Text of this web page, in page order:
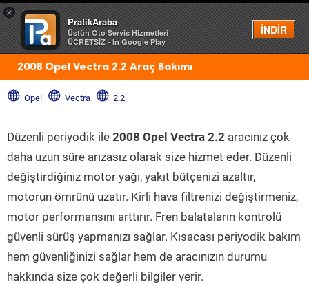
×
PratikAraba
Üstün Oto Servis Hizmetleri
ÜCRETSİZ - In Google Play
İNDİR
Menü
2008 Opel Vectra 2.2 Araç Bakımı
Opel Vectra 2.2
Düzenli periyodik ile 2008 Opel Vectra 2.2 aracınız çok
daha uzun süre arızasız olarak size hizmet eder. Düzenli
değiştirdiğiniz motor yağı, yakıt bütçenizi azaltır,
motorun ömrünü uzatır. Kirli hava filtrenizi değiştirmeniz,
motor performansını arttırır. Fren balataların kontrolü
güvenli sürüş yapmanızı sağlar. Kısacası periyodik bakım
hem güvenliğinizi sağlar hem de aracınızın durumu
hakkında size çok değerli bilgiler verir.